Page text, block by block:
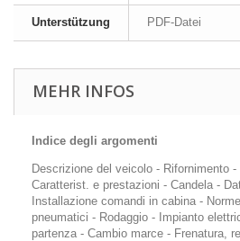
Unterstützung PDF-Datei
MEHR INFOS
Indice degli argomenti
Descrizione del veicolo - Rifornimento
Caratterist. e prestazioni - Candela -
Installazione comandi in cabina -
pneumatici - Rodaggio - Impianto
partenza - Cambio marce - Frenatura,